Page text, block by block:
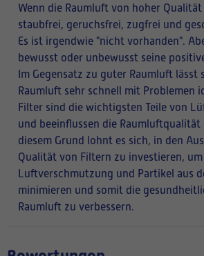
Wenn die Raumluft von hoher
staubfrei, geruchsfrei, zugfrei und
Es ist irgendwie "nicht vorhanden".
bewusst oder unbewusst seine
Im Gegensatz zu guter Raumluft lässt
Raumluft sehr schnell mit Problemen
Filter sind die wichtigsten Teile von
und beeinflussen die Raumluftqualität
diesem Grund lohnt es sich, in den
Qualität von Filtern zu investieren,
Luftverschmutzung und Partikel aus
minimieren und somit die
Raumluft zu verbessern.